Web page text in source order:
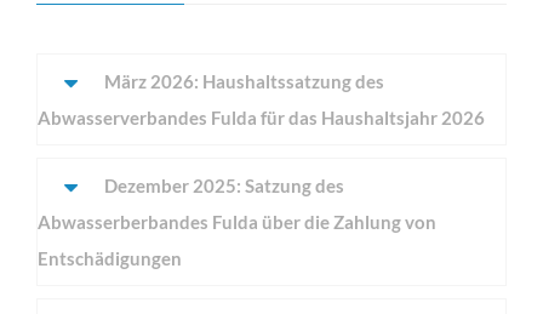
März 2026: Haushaltssatzung des
Abwasserverbandes Fulda für das Haushaltsjahr 2026
Dezember 2025: Satzung des
Abwasserberbandes Fulda über die Zahlung von
Entschädigungen